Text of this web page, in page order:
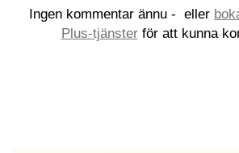
Ingen kommentar ännu - eller
Plus-tjänsterför att kunna